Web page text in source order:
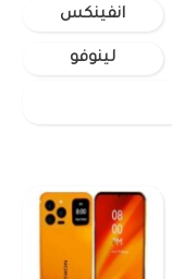
انفينكس
لينوفو